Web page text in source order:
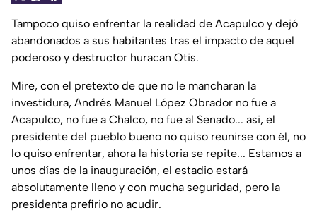
Tampoco quiso enfrentar la realidad de Acapulco y dejó
abandonados a sus habitantes tras el impacto de aquel
poderoso y destructor huracan Otis.
Mire, con el pretexto de que no le mancharan la
investidura, Andrés Manuel López Obrador no fue a
Acapulco, no fue a Chalco, no fue al Senado... asi, el
presidente del pueblo bueno no quiso reunirse con él, no
lo quiso enfrentar, ahora la historia se repite... Estamos a
unos días de la inauguración, el estadio estará
absolutamente lleno y con mucha seguridad, pero la
presidenta prefirio no acudir.